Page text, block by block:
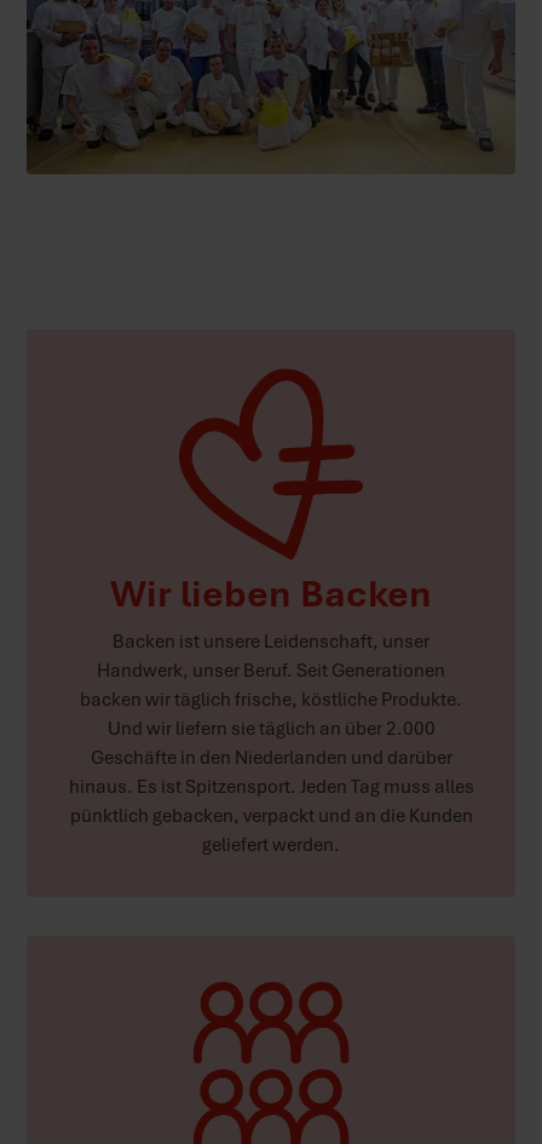
Wir lieben Backen
Backen ist unsere Leidenschaft, unser
Handwerk, unser Beruf. Seit Generationen
backen wir täglich frische, köstliche Produkte.
Und wir liefern sie täglich an über 2.000
Geschäfte in den Niederlanden und darüber
hinaus. Es ist Spitzensport. Jeden Tag muss alles
pünktlich gebacken, verpackt und an die Kunden
geliefert werden.